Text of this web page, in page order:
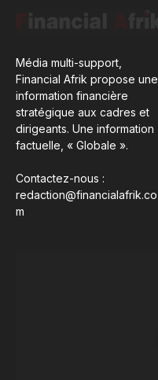
Média multi-support,
Financial Afrik propose une
information financière
stratégique aux cadres et
dirigeants. Une information
factuelle, « Globale ».
Contactez-nous :
redaction@financialafrik.co
m